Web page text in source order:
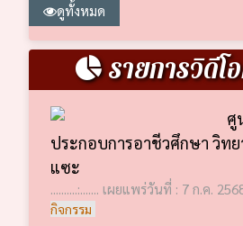
ดูทั้งหมด
รายการวิดีโ
ศู
ประกอบการอาชีวศึกษา วิท
แซะ
..........:....... เผยแพร่วันที่ : 7 ก.ค.
กิจกรรม